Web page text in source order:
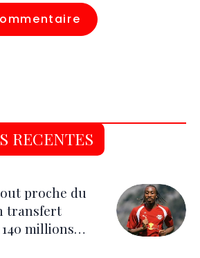
RECENTES
proche du
transfert
millions